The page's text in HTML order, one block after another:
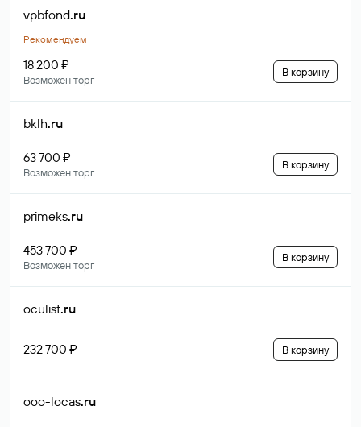
vpbfond.ru
Рекомендуем
18 200 ₽
Возможен торг
В корзину
bklh.ru
63 700 ₽
Возможен торг
В корзину
primeks.ru
453 700 ₽
Возможен торг
В корзину
oculist.ru
232 700 ₽ В корзину
ooo-locas.ru